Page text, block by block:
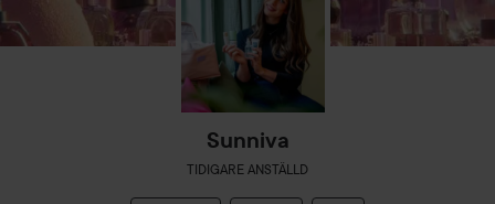
Sunniva
TIDIGARE ANSTÄLLD